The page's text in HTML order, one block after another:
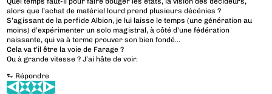
alors que l’achat de matériel lourd prend plusieurs décénies ?
S’agissant de la perfide Albion, je lui laisse le temps (une génération au
moins) d’expérimenter un solo magistral, à côté d’une fédération
naissante, qui va à terme prouver son bien fondé…
Cela va t’il être la voie de Farage ?
Ou à grande vitesse ? J’ai hâte de voir.
⮑ Répondre